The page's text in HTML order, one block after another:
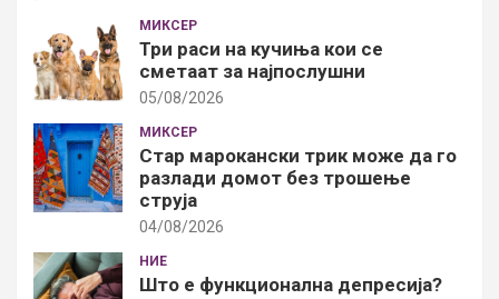
МИКСЕР
Три раси на кучиња кои се
сметаат за најпослушни
05/08/2026
МИКСЕР
Стар марокански трик може да го
разлади домот без трошење
струја
04/08/2026
НИЕ
Што е функционална депресија?